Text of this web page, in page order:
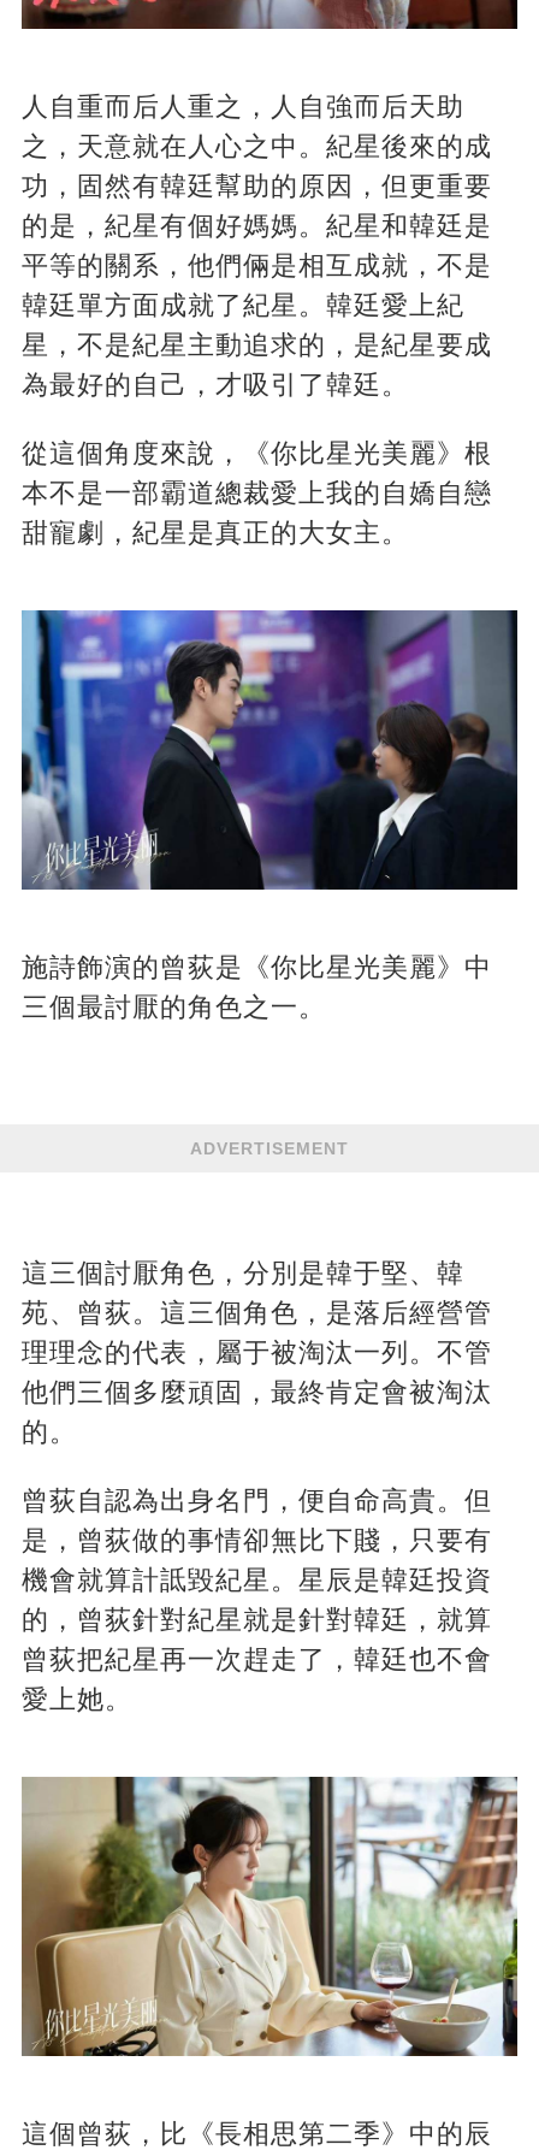
人自重而后人重之，人自強而后天助
之，天意就在人心之中。紀星後來的成
功，固然有韓廷幫助的原因，但更重要
的是，紀星有個好媽媽。紀星和韓廷是
平等的關系，他們倆是相互成就，不是
韓廷單方面成就了紀星。韓廷愛上紀
星，不是紀星主動追求的，是紀星要成
為最好的自己，才吸引了韓廷。
從這個角度來說，《你比星光美麗》根
本不是一部霸道總裁愛上我的自嬌自戀
甜寵劇，紀星是真正的大女主。
施詩飾演的曾荻是《你比星光美麗》中
三個最討厭的角色之一。
ADVERTISEMENT
這三個討厭角色，分別是韓于堅、韓
苑、曾荻。這三個角色，是落后經營管
理理念的代表，屬于被淘汰一列。不管
他們三個多麼頑固，最終肯定會被淘汰
的。
曾荻自認為出身名門，便自命高貴。但
是，曾荻做的事情卻無比下賤，只要有
機會就算計詆毀紀星。星辰是韓廷投資
的，曾荻針對紀星就是針對韓廷，就算
曾荻把紀星再一次趕走了，韓廷也不會
愛上她。
這個曾荻，比《長相思第二季》中的辰